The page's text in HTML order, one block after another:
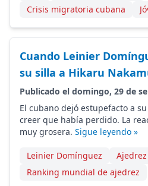
Crisis migratoria cubana
Cuando Leinier
su silla a Hikaru
Publicado el domingo, 29 de
El cubano dejó estupefacto a
creer que había perdido. La
muy grosera. Sigue leyendo »
Leinier Domínguez
Ranking mundial de ajedrez